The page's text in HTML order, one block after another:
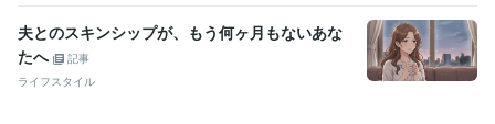
夫とのスキンシップが、もう何ヶ月もないあな
たへ
記事
ライフスタイル